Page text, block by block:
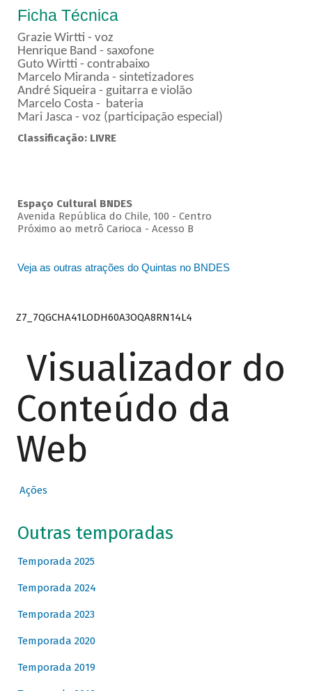
Ficha Técnica
Grazie Wirtti - voz
Henrique Band - saxofone
Guto Wirtti - contrabaixo
Marcelo Miranda - sintetizadores
André Siqueira - guitarra e violão
Marcelo Costa - bateria
Mari Jasca - voz (participação especial)
Classificação: LIVRE
Espaço Cultural BNDES
Avenida República do Chile, 100 - Centro
Próximo ao metrô Carioca - Acesso B
Veja as outras atrações do Quintas no BNDES
Z7_7QGCHA41LODH60A3OQA8RN14L4
Visualizador do
Conteúdo da
Web
Ações
Outras temporadas
Temporada 2025
Temporada 2024
Temporada 2023
Temporada 2020
Temporada 2019